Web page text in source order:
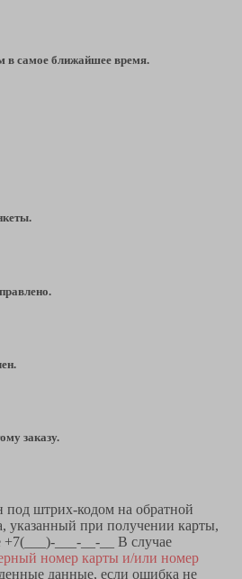
в самое ближайшее время.
заказу.
штрих-кодом на обратной
указанный при получении карты,
+7(___)-___-__-__ В случае
номер карты и/или номер
данные, если ошибка не